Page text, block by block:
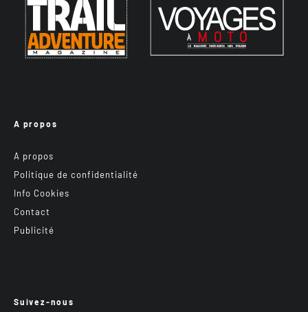
A propos
A propos
Politique de confidentialité
Info Cookies
Contact
Publicité
Suivez-nous